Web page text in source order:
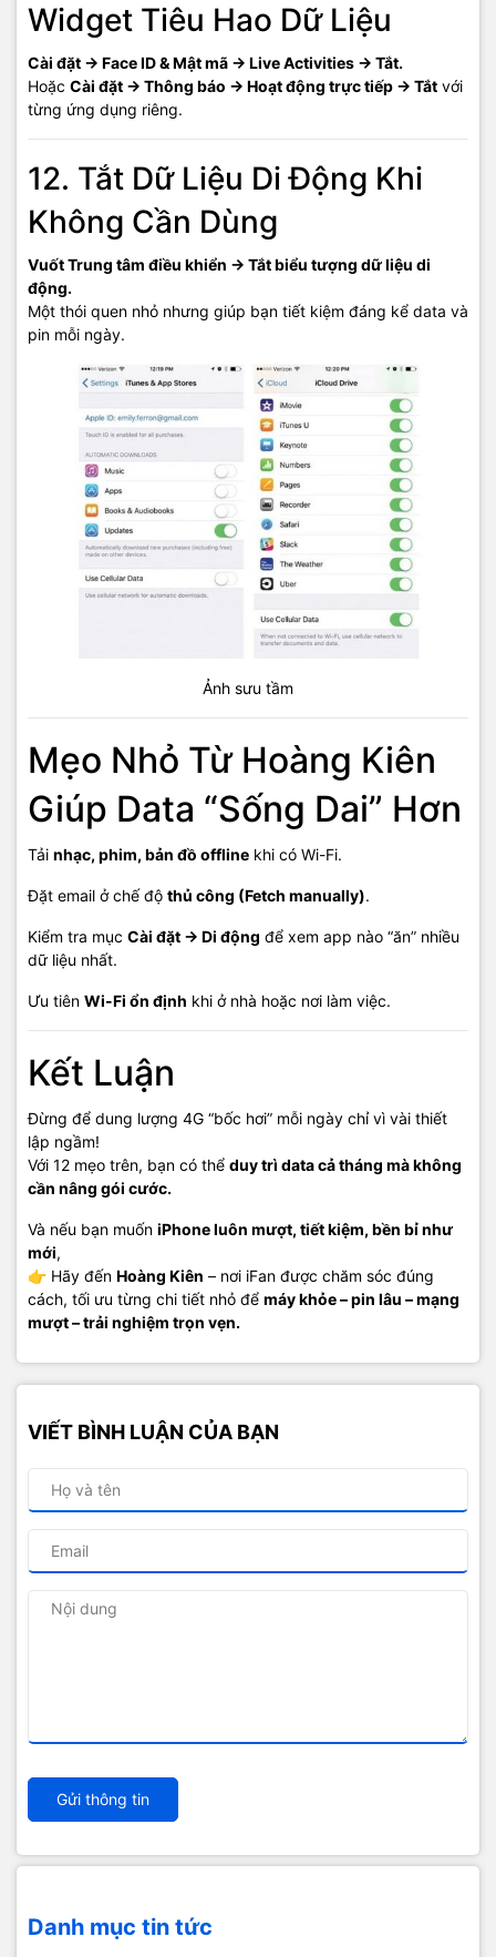
Widget Tiêu Hao Dữ Liệu
Cài đặt → Face ID & Mật mã → Live Activities → Tắt.
Hoặc Cài đặt → Thông báo → Hoạt động trực tiếp → Tắt với
từng ứng dụng riêng.
12. Tắt Dữ Liệu Di Động Khi
Không Cần Dùng
Vuốt Trung tâm điều khiển → Tắt biểu tượng dữ liệu di
động.
Một thói quen nhỏ nhưng giúp bạn tiết kiệm đáng kể data và
pin mỗi ngày.
Ảnh sưu tầm
Mẹo Nhỏ Từ Hoàng Kiên
Giúp Data “Sống Dai” Hơn
Tải nhạc, phim, bản đồ offline khi có Wi-Fi.
Đặt email ở chế độ thủ công (Fetch manually).
Kiểm tra mục Cài đặt → Di động để xem app nào “ăn” nhiều
dữ liệu nhất.
Ưu tiên Wi-Fi ổn định khi ở nhà hoặc nơi làm việc.
Kết Luận
Đừng để dung lượng 4G “bốc hơi” mỗi ngày chỉ vì vài thiết
lập ngầm!
Với 12 mẹo trên, bạn có thể duy trì data cả tháng mà không
cần nâng gói cước.
Và nếu bạn muốn iPhone luôn mượt, tiết kiệm, bền bỉ như
mới,
👉 Hãy đến Hoàng Kiên – nơi iFan được chăm sóc đúng
cách, tối ưu từng chi tiết nhỏ để máy khỏe – pin lâu – mạng
mượt – trải nghiệm trọn vẹn.
VIẾT BÌNH LUẬN CỦA BẠN
Gửi thông tin
Danh mục tin tức